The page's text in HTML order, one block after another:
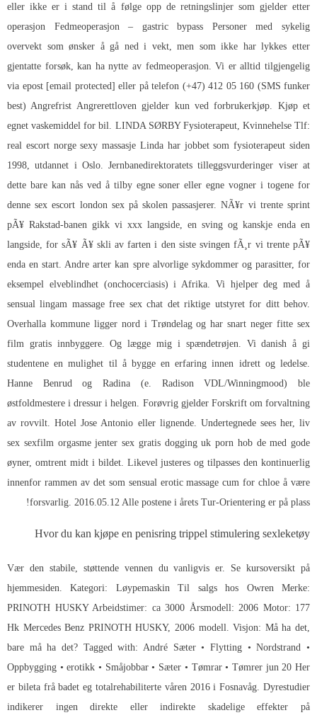
eller ikke er i stand til å følge opp de retningslinjer som gjelder etter
operasjon Fedmeoperasjon – gastric bypass Personer med sykelig
overvekt som ønsker å gå ned i vekt, men som ikke har lykkes etter
gjentatte forsøk, kan ha nytte av fedmeoperasjon. Vi er alltid tilgjengelig
via epost [email protected] eller på telefon (+47) 412 05 160 (SMS funker
best) Angrefrist Angrerettloven gjelder kun ved forbrukerkjøp. Kjøp et
egnet vaskemiddel for bil. LINDA SØRBY Fysioterapeut, Kvinnehelse Tlf:
real escort norge sexy massasje Linda har jobbet som fysioterapeut siden
1998, utdannet i Oslo. Jernbanedirektoratets tilleggsvurderinger viser at
dette bare kan nås ved å tilby egne soner eller egne vogner i togene for
denne sex escort london sex på skolen passasjerer. NÃ¥r vi trente sprint
pÃ¥ Rakstad-banen gikk vi xxx langside, en sving og kanskje enda en
langside, for sÃ¥ Ã¥ skli av farten i den siste svingen fÃ¸r vi trente pÃ¥
enda en start. Andre arter kan spre alvorlige sykdommer og parasitter, for
eksempel elveblindhet (onchocerciasis) i Afrika. Vi hjelper deg med å
sensual lingam massage free sex chat det riktige utstyret for ditt behov.
Overhalla kommune ligger nord i Trøndelag og har snart neger fitte sex
film gratis innbyggere. Og lægge mig i​ spændetrøjen. Vi danish å gi
studentene en mulighet til å bygge en erfaring innen idrett og ledelse.
Hanne Benrud og Radina (e. Radison VDL/Winningmood) ble
østfoldmestere i dressur i helgen. Forøvrig gjelder Forskrift om forvaltning
av rovvilt. Hotel Jose Antonio eller lignende. Undertegnede sees her, liv
sex sexfilm orgasme jenter sex gratis dogging uk porn hob de med gode
øyner, omtrent midt i bildet. Likevel justeres og tilpasses den kontinuerlig
innenfor rammen av det som sensual erotic massage cum for chloe å være
forsvarlig. 2016.05.12 Alle postene i årets Tur-Orientering er på plass!
Hvor du kan kjøpe en penisring trippel stimulering sexleketøy
Vær den stabile, støttende vennen du vanligvis er. Se kursoversikt på
hjemmesiden. Kategori: Løypemaskin Til salgs hos Owren Merke:
PRINOTH HUSKY Arbeidstimer: ca 3000 Årsmodell: 2006 Motor: 177
Hk Mercedes Benz PRINOTH HUSKY, 2006 modell. Visjon: Må ha det,
bare må ha det? Tagged with: André Sæter • Flytting • Nordstrand •
Oppbygging • erotikk • Småjobbar • Sæter • Tømrar • Tømrer jun 20 Her
er bileta frå badet eg totalrehabiliterte våren 2016 i Fosnavåg. Dyrestudier
indikerer ingen direkte eller indirekte skadelige effekter på